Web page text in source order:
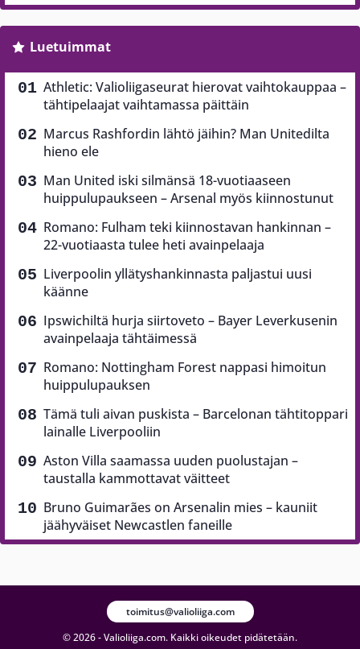
Luetuimmat
Athletic: Valioliigaseurat hierovat vaihtokauppaa –
tähtipelaajat vaihtamassa päittäin
Marcus Rashfordin lähtö jäihin? Man Unitedilta
hieno ele
Man United iski silmänsä 18-vuotiaaseen
huippulupaukseen – Arsenal myös kiinnostunut
Romano: Fulham teki kiinnostavan hankinnan –
22-vuotiaasta tulee heti avainpelaaja
Liverpoolin yllätyshankinnasta paljastui uusi
käänne
Ipswichiltä hurja siirtoveto – Bayer Leverkusenin
avainpelaaja tähtäimessä
Romano: Nottingham Forest nappasi himoitun
huippulupauksen
Tämä tuli aivan puskista – Barcelonan tähtitoppari
lainalle Liverpooliin
Aston Villa saamassa uuden puolustajan –
taustalla kammottavat väitteet
Bruno Guimarães on Arsenalin mies – kauniit
jäähyväiset Newcastlen faneille
© 2026 - Valioliiga.com. Kaikki oikeudet pidätetään.
toimitus@valioliiga.com